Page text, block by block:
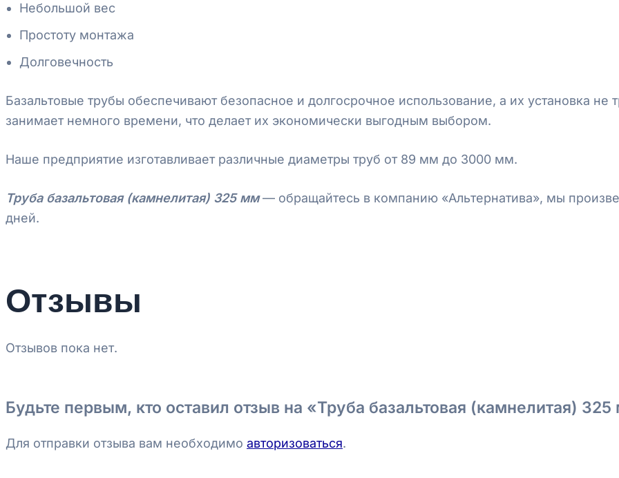
Небольшой вес
Простоту монтажа
Долговечность
Базальтовые трубы обеспечивают безопасное и долгосрочное использование, а их установка не
занимает немного времени, что делает их экономически выгодным выбором.
Наше предприятие изготавливает различные диаметры труб от 89 мм до 3000 мм.
Труба базальтовая (камнелитая) 325 мм— обращайтесь в компанию «Альтернатива», мы
дней.
Отзывы
Отзывов пока нет.
Будьте первым, кто оставил отзыв на «Труба базальтовая (камнелитая)
Для отправки отзыва вам необходимо авторизоваться.